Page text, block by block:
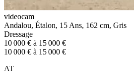
videocam
Andalou, Étalon, 15 Ans, 162 cm, Gris
Dressage
10 000 € à 15 000 €
10 000 € à 15 000 €
AT